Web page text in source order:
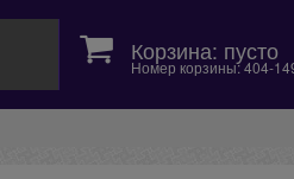
Корзина: пусто
Номер корзины: 404-